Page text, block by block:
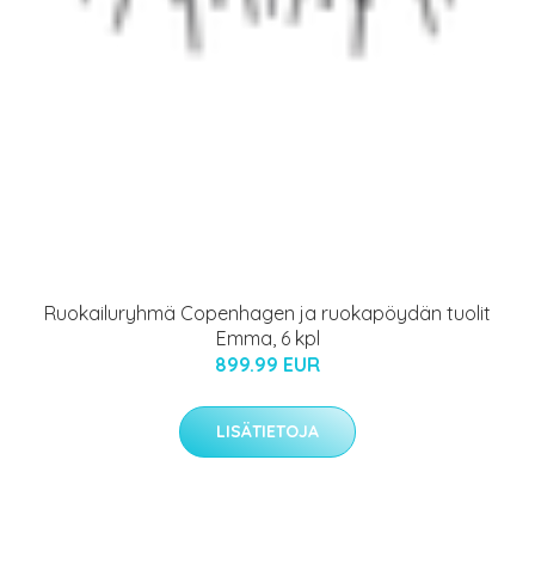
Ruokailuryhmä Copenhagen ja ruokapöydän tuolit
Emma, 6 kpl
899.99 EUR
LISÄTIETOJA